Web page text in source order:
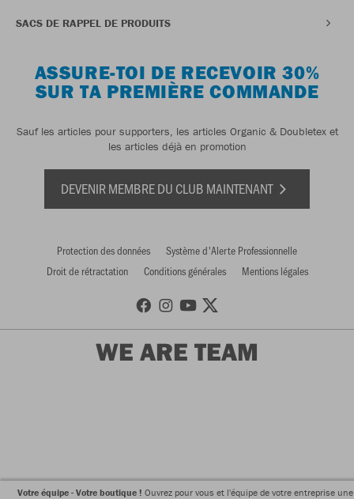
SACS DE RAPPEL DE PRODUITS
ASSURE-TOI DE RECEVOIR 30%
SUR TA PREMIÈRE COMMANDE
Sauf les articles pour supporters, les articles Organic & Doubletex et
les articles déjà en promotion
DEVENIR MEMBRE DU CLUB MAINTENANT
Protection des données
Système d'Alerte Professionnelle
Droit de rétractation
Conditions générales Mentions légales
WE ARE TEAM
Votre équipe - Votre boutique ! Ouvrez pour vous et l'équipe de votre entreprise une